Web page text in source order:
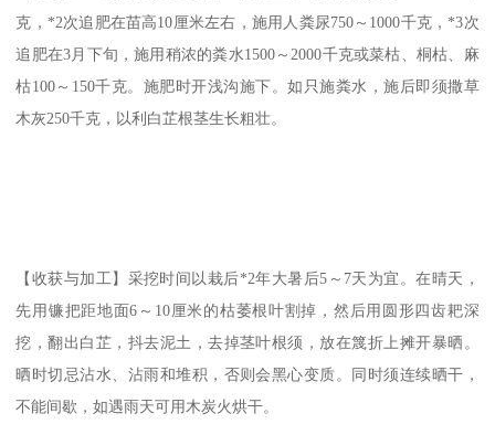
克，*2次追肥在苗高10厘米左右，施用人粪尿750～1000千克，*3次
追肥在3月下旬，施用稍浓的粪水1500～2000千克或菜枯、桐枯、麻
枯100～150千克。施肥时开浅沟施下。如只施粪水，施后即须撒草
木灰250千克，以利白芷根茎生长粗壮。
【收获与加工】采挖时间以栽后*2年大暑后5～7天为宜。在晴天，
先用镰把距地面6～10厘米的枯萎根叶割掉，然后用圆形四齿耙深
挖，翻出白芷，抖去泥土，去掉茎叶根须，放在篾折上摊开暴晒。
晒时切忌沾水、沾雨和堆积，否则会黑心变质。同时须连续晒干，
不能间歇，如遇雨天可用木炭火烘干。